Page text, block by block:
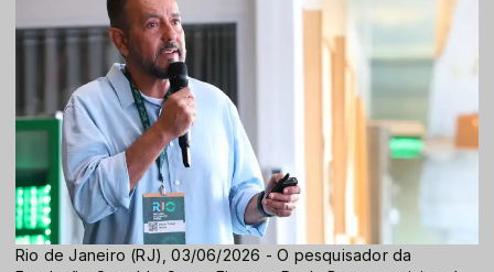
Rio de Janeiro (RJ), 03/06/2026 - O pesquisador da